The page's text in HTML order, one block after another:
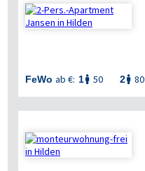
FeWo ab €: 1 50 2 80